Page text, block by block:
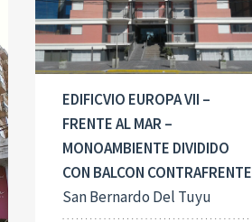
EDIFICVIO EUROPA VII –
FRENTE AL MAR –
MONOAMBIENTE DIVIDIDO
CON BALCON CONTRAFRENTE
San Bernardo Del Tuyu